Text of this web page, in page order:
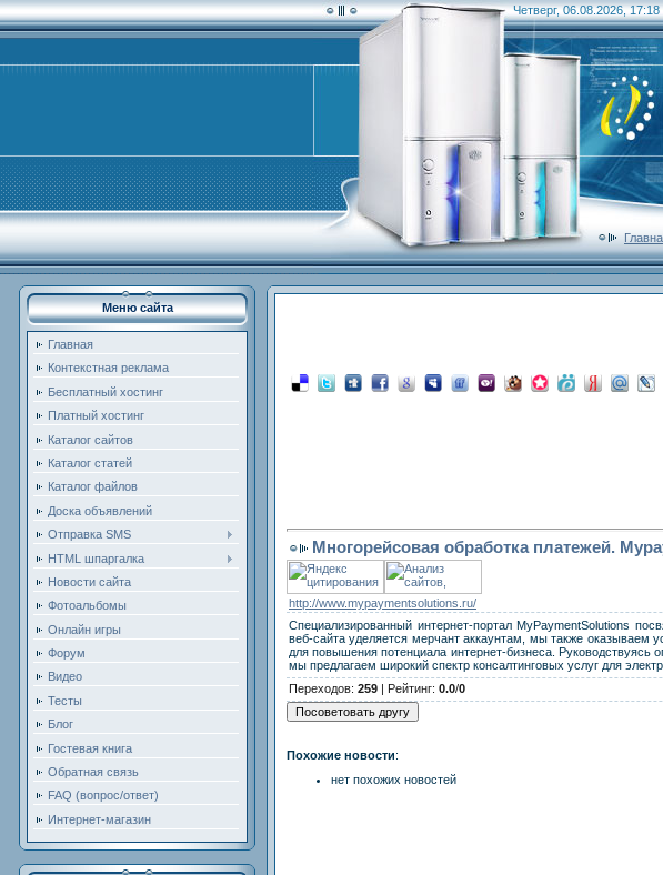
Четверг, 06.08.2026, 17:18
Меню сайта
Главная
Контекстная реклама
Бесплатный хостинг
Платный хостинг
Каталог сайтов
Каталог статей
Каталог файлов
Доска объявлений
Отправка SMS
HTML шпаргалка
Новости сайта
Фотоальбомы
Онлайн игры
Форум
Видео
Тесты
Блог
Гостевая книга
Обратная связь
FAQ (вопрос/ответ)
Интернет-магазин
Многорейсовая обработка платежей.
http://www.mypaymentsolutions.ru/
Специализированный интернет-портал MyPaymentSolutions
веб-сайта уделяется мерчант аккаунтам, мы также
для повышения потенциала интернет-бизнеса.
мы предлагаем широкий спектр консалтинговых услуг для
Переходов: 259 | Рейтинг: 0.0/0
Похожие новости:
нет похожих новостей